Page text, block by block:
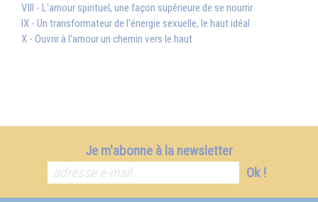
VIII - L'amour spirituel, une façon supérieure de se nourrir
IX - Un transformateur de l'énergie sexuelle, le haut idéal
X - Ouvrir à l'amour un chemin vers le haut
Je m'abonne à la newsletter
Ok !